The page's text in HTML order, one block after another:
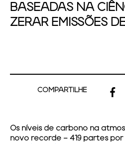
BASEADAS NA
ZERAR EMISSÕES
COMPARTILHE
Os níveis de carbono na
novo recorde – 419 partes